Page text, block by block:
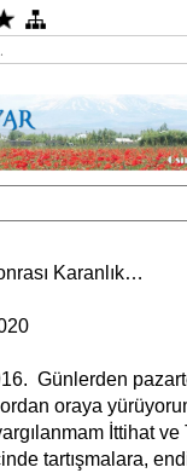
Karanlık…
Günlerden
oraya
İttihat ve
tartışmalara,